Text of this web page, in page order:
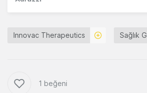
Innovac Therapeutics Sağlık
1 beğeni